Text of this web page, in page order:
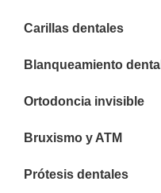
Carillas dentales
Blanqueamiento dental
Ortodoncia invisible
Bruxismo y ATM
Prótesis dentales